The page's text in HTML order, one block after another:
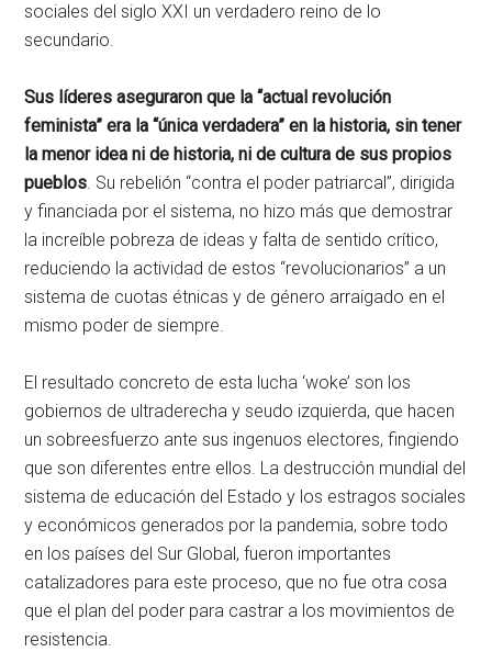
sociales del siglo XXI un verdadero reino de lo
secundario.
Sus líderes aseguraron que la “actual revolución
feminista” era la “única verdadera” en la historia, sin tener
la menor idea ni de historia, ni de cultura de sus propios
pueblos. Su rebelión “contra el poder patriarcal”, dirigida
y financiada por el sistema, no hizo más que demostrar
la increíble pobreza de ideas y falta de sentido crítico,
reduciendo la actividad de estos “revolucionarios” a un
sistema de cuotas étnicas y de género arraigado en el
mismo poder de siempre.
El resultado concreto de esta lucha ‘woke’ son los
gobiernos de ultraderecha y seudo izquierda, que hacen
un sobreesfuerzo ante sus ingenuos electores, fingiendo
que son diferentes entre ellos. La destrucción mundial del
sistema de educación del Estado y los estragos sociales
y económicos generados por la pandemia, sobre todo
en los países del Sur Global, fueron importantes
catalizadores para este proceso, que no fue otra cosa
que el plan del poder para castrar a los movimientos de
resistencia.